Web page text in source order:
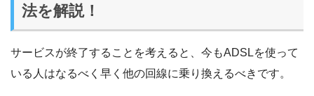
法を解説！
サービスが終了することを考えると、今もADSLを使って
いる人はなるべく早く他の回線に乗り換えるべきです。